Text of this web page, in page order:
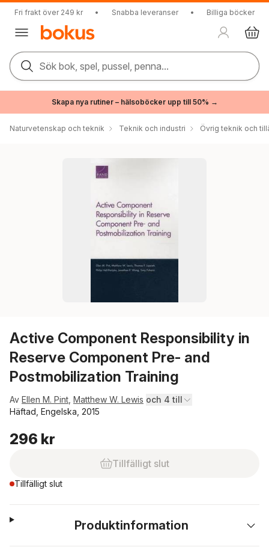
Fri frakt över 249 kr • Snabba leveranser • Billiga böcker
Sök bok, spel, pussel, penna...
Skapa nya rutiner – hälsoböcker upp till 50% →
Naturvetenskap och teknik Teknik och industri Övrig teknik och
Active Component Responsibility in
Reserve Component Pre- and
Postmobilization Training
Av Ellen M. Pint Matthew W. Lewis och 4 till
Häftad, Engelska, 2015
296 kr
Tillfälligt slut
Tillfälligt slut
Produktinformation